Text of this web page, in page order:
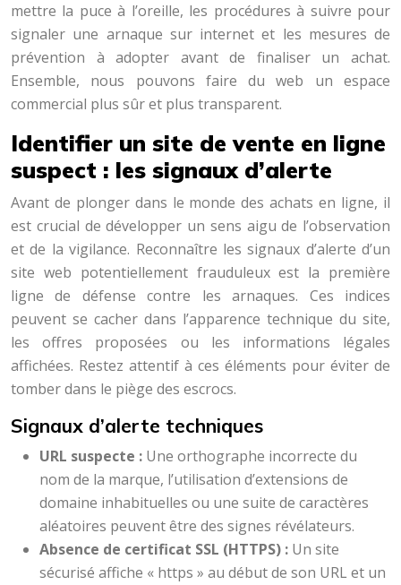
mettre la puce à l’oreille, les procédures à suivre pour
signaler une arnaque sur internet et les mesures de
prévention à adopter avant de finaliser un achat.
Ensemble, nous pouvons faire du web un espace
commercial plus sûr et plus transparent.
Identifier un site de vente en ligne
suspect : les signaux d’alerte
Avant de plonger dans le monde des achats en ligne, il
est crucial de développer un sens aigu de l’observation
et de la vigilance. Reconnaître les signaux d’alerte d’un
site web potentiellement frauduleux est la première
ligne de défense contre les arnaques. Ces indices
peuvent se cacher dans l’apparence technique du site,
les offres proposées ou les informations légales
affichées. Restez attentif à ces éléments pour éviter de
tomber dans le piège des escrocs.
Signaux d’alerte techniques
URL suspecte : Une orthographe incorrecte du
nom de la marque, l’utilisation d’extensions de
domaine inhabituelles ou une suite de caractères
aléatoires peuvent être des signes révélateurs.
Absence de certificat SSL (HTTPS) : Un site
sécurisé affiche « https » au début de son URL et un